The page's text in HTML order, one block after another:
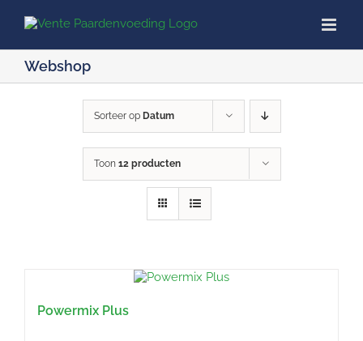
Webshop
Sorteer op Datum
Toon 12 producten
Powermix Plus